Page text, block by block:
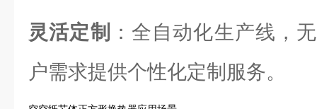
灵活定制
：全自动化生产线，
户需求提供个性化定制服务。